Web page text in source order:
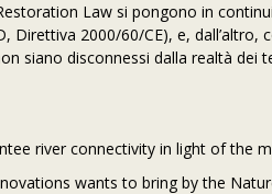
Law si pongono in
Direttiva 2000/60/CE), e,
siano disconnessi dalla realtà dei
river connectivity in light of the
wants to bring by the